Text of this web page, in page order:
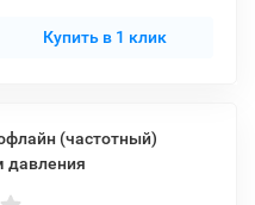
Купить в 1 клик
(частотный)
давления